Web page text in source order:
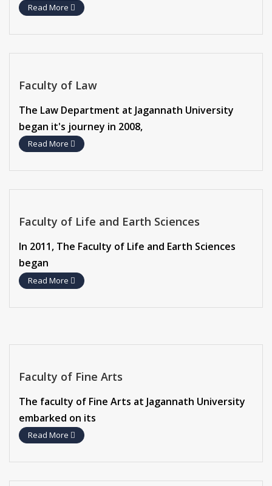
Read More
Faculty of Law
The Law Department at Jagannath University
began it's journey in 2008,
Read More
Faculty of Life and Earth Sciences
In 2011, The Faculty of Life and Earth Sciences
began
Read More
Faculty of Fine Arts
The faculty of Fine Arts at Jagannath University
embarked on its
Read More